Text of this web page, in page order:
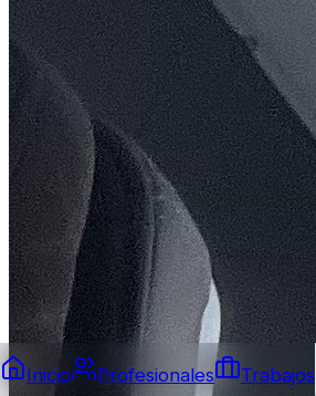
Inicio Profesionales Trabajos